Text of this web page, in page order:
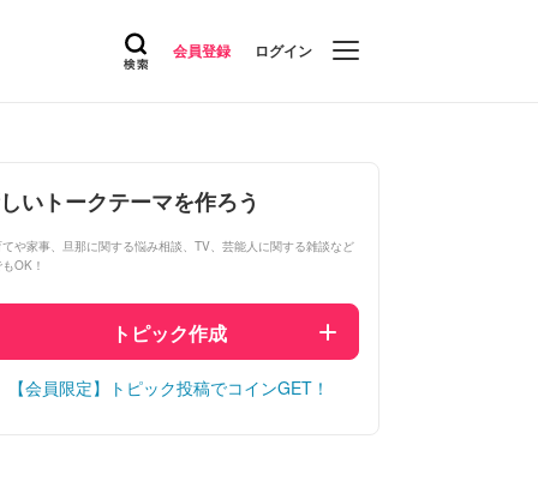
会員登録 ログイン
いトークテーマを作ろう
や家事、旦那に関する悩み相談、TV、芸能人に関する雑談など
OK！
トピック作成
【会員限定】トピック投稿でコインGET！